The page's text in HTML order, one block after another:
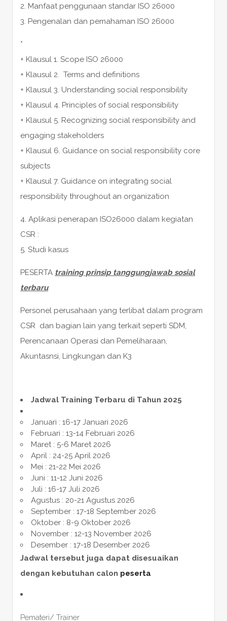
2. Manfaat penggunaan standar ISO 26000
3. Pengenalan dan pemahaman ISO 26000
*
+ Klausul 1. Scope ISO 26000
+ Klausul 2. Terms and definitions
+ Klausul 3. Understanding social responsibility
+ Klausul 4. Principles of social responsibility
+ Klausul 5. Recognizing social responsibility and
engaging stakeholders
+ Klausul 6. Guidance on social responsibility core
subjects
+ Klausul 7. Guidance on integrating social
responsibility throughout an organization
4. Aplikasi penerapan ISO26000 dalam kegiatan
CSR :
5. Studi kasus
PESERTA training prinsip tanggungjawab sosial
terbaru
Personel perusahaan yang terlibat dalam program
CSR dan bagian lain yang terkait seperti SDM,
Perencanaan Operasi dan Pemeliharaan,
Akuntasnsi, Lingkungan dan K3
Jadwal Training Terbaru di Tahun 2025
Januari : 16-17 Januari 2026
Februari : 13-14 Februari 2026
Maret : 5-6 Maret 2026
April : 24-25 April 2026
Mei : 21-22 Mei 2026
Juni : 11-12 Juni 2026
Juli : 16-17 Juli 2026
Agustus : 20-21 Agustus 2026
September : 17-18 September 2026
Oktober : 8-9 Oktober 2026
November : 12-13 November 2026
Desember : 17-18 Desember 2026
Jadwal tersebut juga dapat disesuaikan
dengan kebutuhan calon peserta
Pemateri/ Trainer